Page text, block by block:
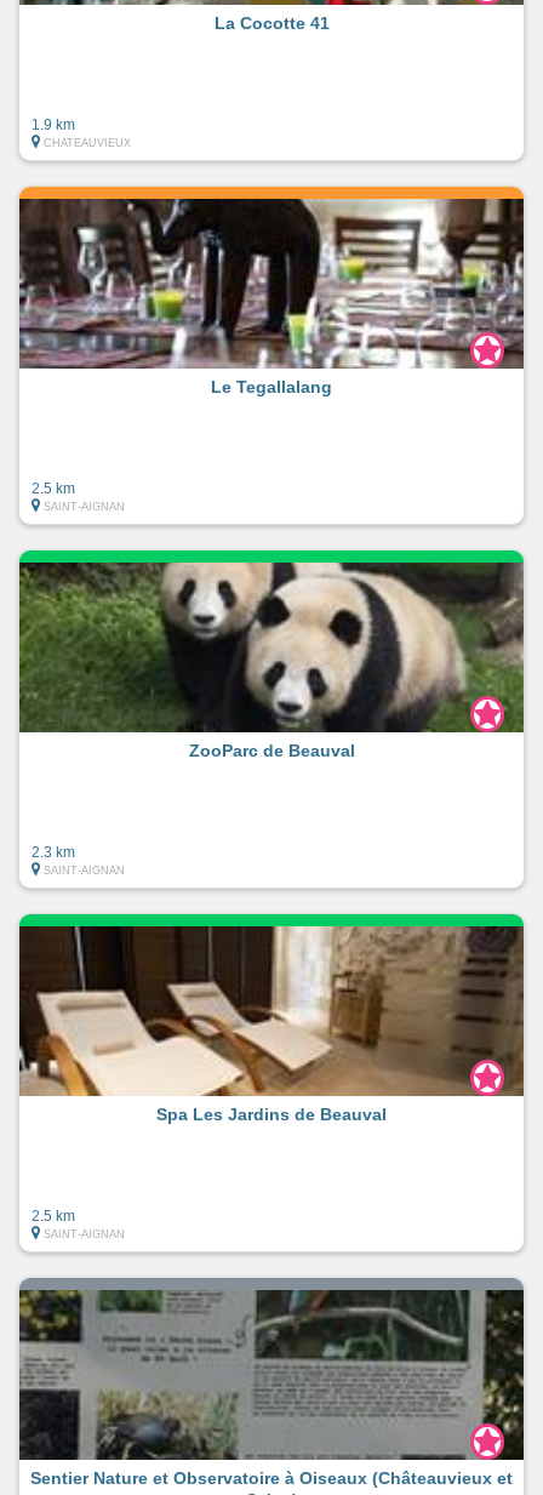
La Cocotte 41
1.9 km
CHATEAUVIEUX
Le Tegallalang
2.5 km
SAINT-AIGNAN
ZooParc de Beauval
2.3 km
SAINT-AIGNAN
Spa Les Jardins de Beauval
2.5 km
SAINT-AIGNAN
Sentier Nature et Observatoire à Oiseaux (Châteauvieux et